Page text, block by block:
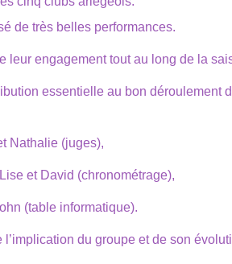
de très belles performances.
leur engagement tout au long de la
essentielle au bon déroulement
Nathalie (juges),
et David (chronométrage),
(table informatique).
l’implication du groupe et de son